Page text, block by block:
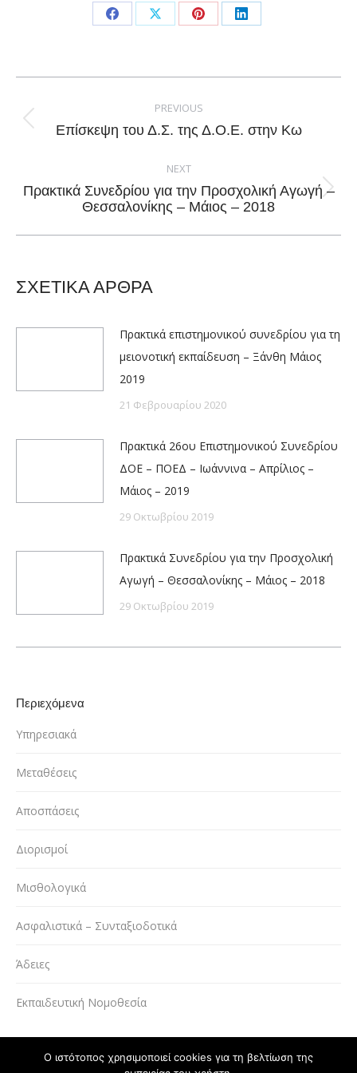
Share
Facebook
Share
X
Share
Pinterest
Share
LinkedIn
navigation
PREVIOUS
Previous
Επίσκεψη του Δ.Σ. της Δ.Ο.Ε. στην Κω
NEXT
Next
Πρακτικά Συνεδρίου για την Προσχολική Αγωγή –
Θεσσαλονίκης – Μάιος – 2018
ΣΧΕΤΙΚΑ ΑΡΘΡΑ
Πρακτικά επιστημονικού συνεδρίου για τη
μειονοτική εκπαίδευση – Ξάνθη Μάιος
2019
21 Φεβρουαρίου 2020
Πρακτικά 26ου Επιστημονικού Συνεδρίου
ΔΟΕ – ΠΟΕΔ – Ιωάννινα – Απρίλιος –
Μάιος – 2019
29 Οκτωβρίου 2019
Πρακτικά Συνεδρίου για την Προσχολική
Αγωγή – Θεσσαλονίκης – Μάιος – 2018
29 Οκτωβρίου 2019
Περιεχόμενα
Υπηρεσιακά
Μεταθέσεις
Αποσπάσεις
Διορισμοί
Μισθολογικά
Ασφαλιστικά – Συνταξιοδοτικά
Άδειες
Εκπαιδευτική Νομοθεσία
Ο ιστότοπος χρησιμοποιεί cookies για τη βελτίωση της